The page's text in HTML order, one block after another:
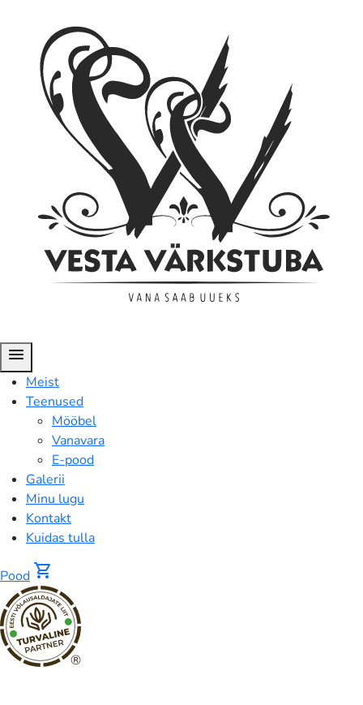
menu
Meist
Teenused
Mööbel
Vanavara
E-pood
Galerii
Minu lugu
Kontakt
Kuidas tulla
Pood shopping_cart
®